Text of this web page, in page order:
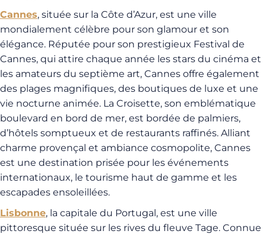
Cannes, située sur la Côte d’Azur, est une ville
mondialement célèbre pour son glamour et son
élégance. Réputée pour son prestigieux Festival de
Cannes, qui attire chaque année les stars du cinéma et
les amateurs du septième art, Cannes offre également
des plages magnifiques, des boutiques de luxe et une
vie nocturne animée. La Croisette, son emblématique
boulevard en bord de mer, est bordée de palmiers,
d’hôtels somptueux et de restaurants raffinés. Alliant
charme provençal et ambiance cosmopolite, Cannes
est une destination prisée pour les événements
internationaux, le tourisme haut de gamme et les
escapades ensoleillées.
Lisbonne, la capitale du Portugal, est une ville
pittoresque située sur les rives du fleuve Tage. Connue